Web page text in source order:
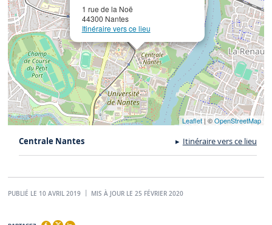
1 rue de la Noë
44300 Nantes
Itinéraire vers ce lieu
Leaflet | ©OpenStreetMap
Itinéraire vers ce lieu
Centrale Nantes
PUBLIÉ LE 10 AVRIL 2019 MIS À JOUR LE 25 FÉVRIER 2020